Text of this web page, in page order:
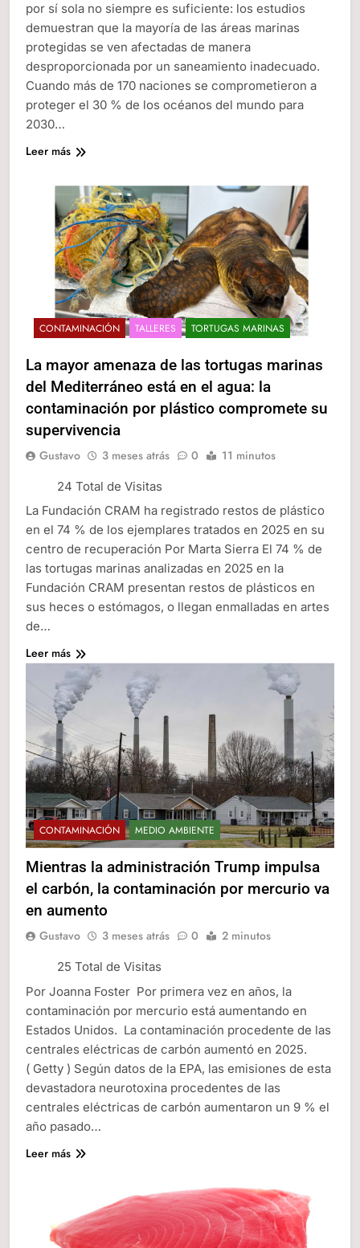
por sí sola no siempre es suficiente: los estudios
demuestran que la mayoría de las áreas marinas
protegidas se ven afectadas de manera
desproporcionada por un saneamiento inadecuado.
Cuando más de 170 naciones se comprometieron a
proteger el 30 % de los océanos del mundo para
2030…
Leer más
CONTAMINACIÓN TALLERES TORTUGAS MARINAS
La mayor amenaza de las tortugas marinas
del Mediterráneo está en el agua: la
contaminación por plástico compromete su
supervivencia
Gustavo 3 meses atrás 0 11 minutos
24 Total de Visitas
La Fundación CRAM ha registrado restos de plástico
en el 74 % de los ejemplares tratados en 2025 en su
centro de recuperación Por Marta Sierra El 74 % de
las tortugas marinas analizadas en 2025 en la
Fundación CRAM presentan restos de plásticos en
sus heces o estómagos, o llegan enmalladas en artes
de…
Leer más
CONTAMINACIÓN MEDIO AMBIENTE
Mientras la administración Trump impulsa
el carbón, la contaminación por mercurio va
en aumento
Gustavo 3 meses atrás 0 2 minutos
25 Total de Visitas
Por Joanna Foster Por primera vez en años, la
contaminación por mercurio está aumentando en
Estados Unidos. La contaminación procedente de las
centrales eléctricas de carbón aumentó en 2025.
( Getty ) Según datos de la EPA, las emisiones de esta
devastadora neurotoxina procedentes de las
centrales eléctricas de carbón aumentaron un 9 % el
año pasado…
Leer más